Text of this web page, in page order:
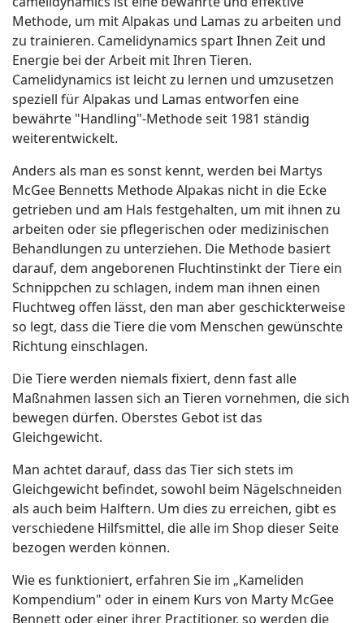
Methode, um mit Alpakas und Lamas zu arbeiten und
zu trainieren. Camelidynamics spart Ihnen Zeit und
Energie bei der Arbeit mit Ihren Tieren.
Camelidynamics ist leicht zu lernen und umzusetzen
speziell für Alpakas und Lamas entworfen eine
bewährte "Handling"-Methode seit 1981 ständig
weiterentwickelt.
Anders als man es sonst kennt, werden bei Martys
McGee Bennetts Methode Alpakas nicht in die Ecke
getrieben und am Hals festgehalten, um mit ihnen zu
arbeiten oder sie pflegerischen oder medizinischen
Behandlungen zu unterziehen. Die Methode basiert
darauf, dem angeborenen Fluchtinstinkt der Tiere ein
Schnippchen zu schlagen, indem man ihnen einen
Fluchtweg offen lässt, den man aber geschickterweise
so legt, dass die Tiere die vom Menschen gewünschte
Richtung einschlagen.
Die Tiere werden niemals fixiert, denn fast alle
Maßnahmen lassen sich an Tieren vornehmen, die sich
bewegen dürfen. Oberstes Gebot ist das
Gleichgewicht.
Man achtet darauf, dass das Tier sich stets im
Gleichgewicht befindet, sowohl beim Nägelschneiden
als auch beim Halftern. Um dies zu erreichen, gibt es
verschiedene Hilfsmittel, die alle im Shop dieser Seite
bezogen werden können.
Wie es funktioniert, erfahren Sie im „Kameliden
Kompendium" oder in einem Kurs von Marty McGee
Bennett oder einer ihrer Practitioner, so werden die